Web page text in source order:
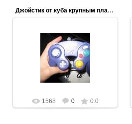
Джойстик от куба крупным планом(он жив до сих пор)
13.03.2012
ezooculteric
1568 0 0.0